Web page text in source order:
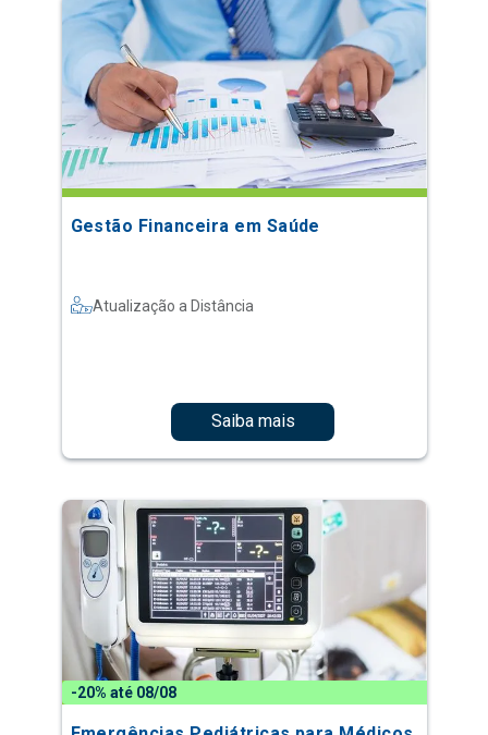
Gestão Financeira em Saúde
Atualização a Distância
Saiba mais
-20% até 08/08